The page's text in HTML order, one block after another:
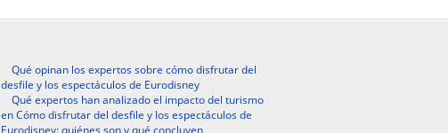
Qué opinan los expertos sobre cómo disfrutar del
desfile y los espectáculos de Eurodisney
Qué expertos han analizado el impacto del turismo
en Cómo disfrutar del desfile y los espectáculos de
Eurodisney: quiénes son y qué concluyen